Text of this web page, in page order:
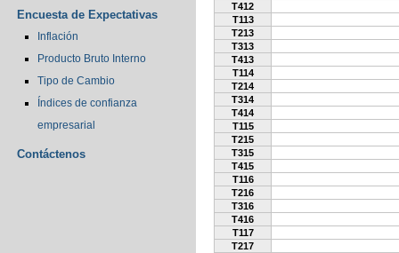
Encuesta de Expectativas
Inflación
Producto Bruto Interno
Tipo de Cambio
Índices de confianza
empresarial
Contáctenos
T412
T113
T213
T313
T413
T114
T214
T314
T414
T115
T215
T315
T415
T116
T216
T316
T416
T117
T217